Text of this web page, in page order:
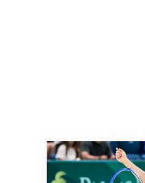
Nächster Halt: